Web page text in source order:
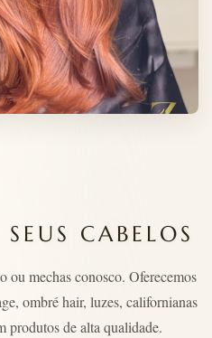
CABELOS
ou mechas conosco. Oferecemos
ombré hair, luzes, californianas
produtos de alta qualidade.